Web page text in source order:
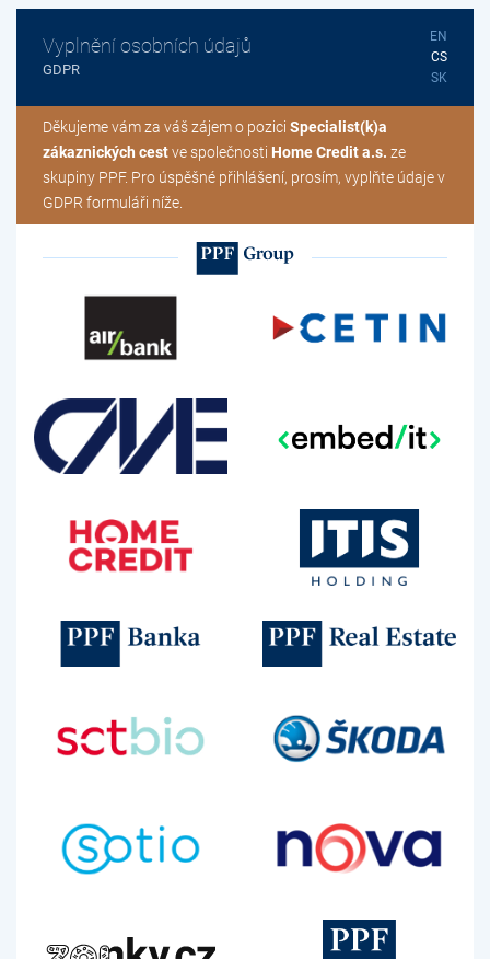
Vyplnění osobních údajů
GDPR
EN
CS
SK
Děkujeme vám za váš zájem o pozici Specialist(k)a
zákaznických cestve společnosti Home Credit a.s. ze
skupiny PPF. Pro úspěšné přihlášení, prosím, vyplňte údaje v
GDPR formuláři níže.